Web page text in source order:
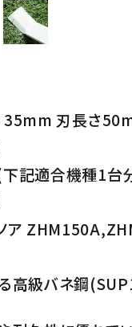
刃長さ
記適合機種1台
ア
高級バネ鋼